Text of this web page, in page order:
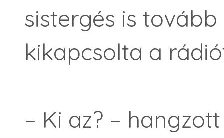
sistergés is
kikapcsolta a
– Ki az? –